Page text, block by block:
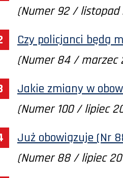
(Numer 92 / listopad
Czy policjanci będą
(Numer 84 / marzec
Jakie zmiany w
(Numer 100 / lipiec
Już obowiązuje (Nr
(Numer 88 / lipiec